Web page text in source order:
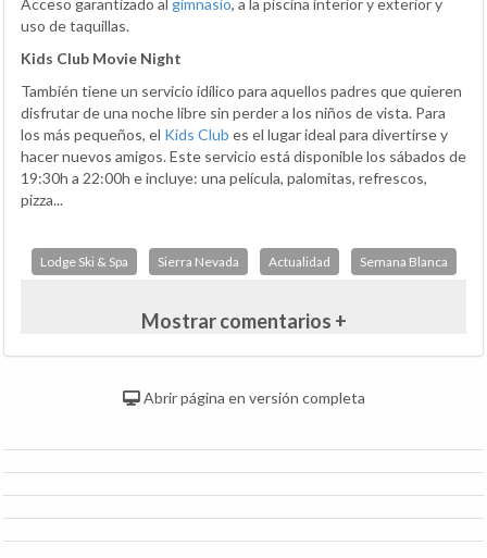
uso de taquillas.
Kids Club Movie Night
También tiene un servicio idílico para aquellos padres que quieren
disfrutar de una noche libre sin perder a los niños de vista. Para
los más pequeños, el Kids Club es el lugar ideal para divertirse y
hacer nuevos amigos. Este servicio está disponible los sábados de
19:30h a 22:00h e incluye: una película, palomitas, refrescos,
pizza...
Lodge Ski & Spa Sierra Nevada Actualidad Semana Blanca
Mostrar comentarios +
Abrir página en versión completa